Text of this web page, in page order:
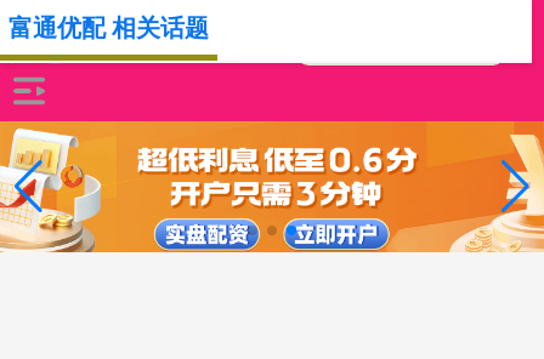
富通优配 相关话题